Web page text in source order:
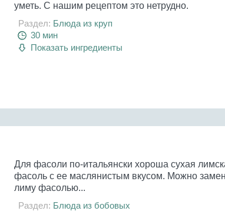
уметь. С нашим рецептом это нетрудно.
Раздел: Блюда из круп
30 мин
Показать ингредиенты
Для фасоли по-итальянски хороша сухая
фасоль с ее маслянистым вкусом. Можно
лиму фасолью...
Раздел: Блюда из бобовых